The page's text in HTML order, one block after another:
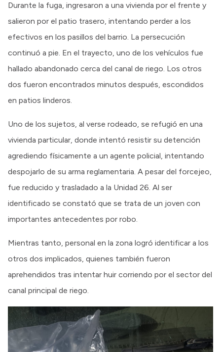
Durante la fuga, ingresaron a una vivienda por el frente y
salieron por el patio trasero, intentando perder a los
efectivos en los pasillos del barrio. La persecución
continuó a pie. En el trayecto, uno de los vehículos fue
hallado abandonado cerca del canal de riego. Los otros
dos fueron encontrados minutos después, escondidos
en patios linderos.
Uno de los sujetos, al verse rodeado, se refugió en una
vivienda particular, donde intentó resistir su detención
agrediendo físicamente a un agente policial, intentando
despojarlo de su arma reglamentaria. A pesar del forcejeo,
fue reducido y trasladado a la Unidad 26. Al ser
identificado se constató que se trata de un joven con
importantes antecedentes por robo.
Mientras tanto, personal en la zona logró identificar a los
otros dos implicados, quienes también fueron
aprehendidos tras intentar huir corriendo por el sector del
canal principal de riego.